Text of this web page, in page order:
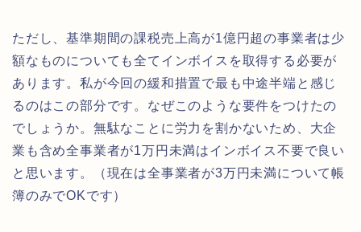
ただし、基準期間の課税売上高が1億円超の事業者は少
額なものについても全てインボイスを取得する必要が
あります。私が今回の緩和措置で最も中途半端と感じ
るのはこの部分です。なぜこのような要件をつけたの
でしょうか。無駄なことに労力を割かないため、大企
業も含め全事業者が1万円未満はインボイス不要で良い
と思います。（現在は全事業者が3万円未満について帳
簿のみでOKです）